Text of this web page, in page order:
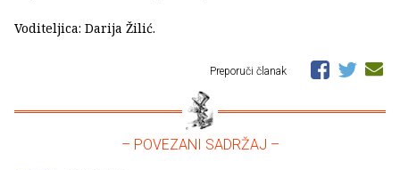
Voditeljica: Darija Žilić.
Preporuči članak
– POVEZANI SADRŽAJ –